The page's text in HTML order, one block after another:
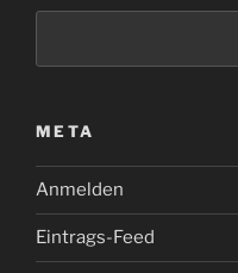
META
Anmelden
Eintrags-Feed